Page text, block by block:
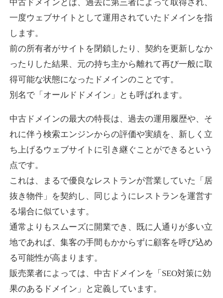
詳細を見る
ジャンル通販
DA
10,800円 入札 0件
詳細を見る
ジャンルエンターテイメント
37
10,800円
詳細を見る
box-cafe.jp
ジャンル 飲食
DA37 外部リンク数
3,300円 入札 2件
中古ドメインとは、過去に第三者によって取得され、
一度ウェブサイトとして運用されていたドメインを指
します。
前の所有者がサイトを閉鎖したり、契約を更新しなか
ったりした結果、元の持ち主から離れて再び一般に取
得可能な状態になったドメインのことです。
別名で「オールドドメイン」とも呼ばれます。
中古ドメインの最大の特長は、過去の運用履歴や、そ
れに伴う検索エンジンからの評価や実績を、新しく立
ち上げるウェブサイトに引き継ぐことができるという
点です。
これは、まるで優良なレストランが営業していた「居
抜き物件」を契約し、同じようにレストランを運営す
る場合に似ています。
通常よりもスムーズに開業でき、既に人通りが多い立
地であれば、集客の手間もかからずに顧客を呼び込め
る可能性が高まります。
販売業者によっては、中古ドメインを「SEO対策に効
果のあるドメイン」と定義しています。